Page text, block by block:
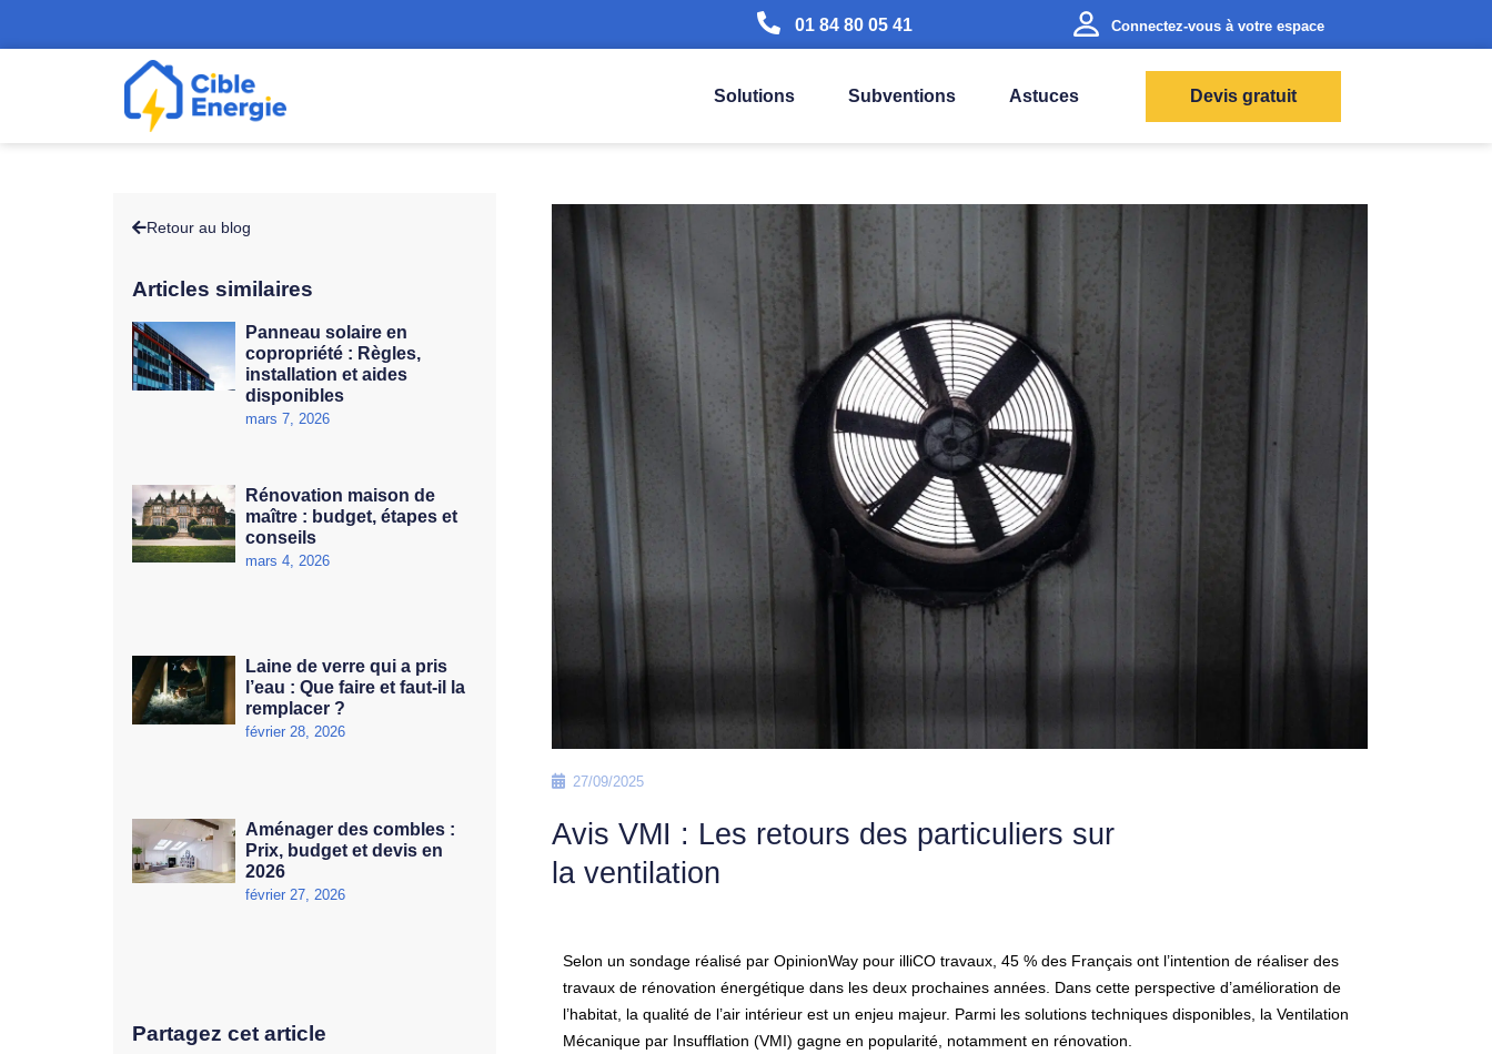
01 84 80 05 41 Connectez-vous à votre espace
Solutions Subventions Astuces Devis gratuit
Retour au blog
Articles similaires
Panneau solaire en
copropriété : Règles,
installation et aides
disponibles
mars 7, 2026
Rénovation maison de
maître : budget, étapes et
conseils
mars 4, 2026
Laine de verre qui a pris
l’eau : Que faire et faut-il la
remplacer ?
février 28, 2026
Aménager des combles :
Prix, budget et devis en
2026
février 27, 2026
Partagez cet article
27/09/2025
Avis VMI : Les retours des particuliers sur
la ventilation
Selon un sondage réalisé par OpinionWay pour illiCO travaux, 45 % des Français ont l’intention de réaliser des
travaux de rénovation énergétique dans les deux prochaines années. Dans cette perspective d’amélioration de
l’habitat, la qualité de l’air intérieur est un enjeu majeur. Parmi les solutions techniques disponibles, la Ventilation
Mécanique par Insufflation (VMI) gagne en popularité, notamment en rénovation.